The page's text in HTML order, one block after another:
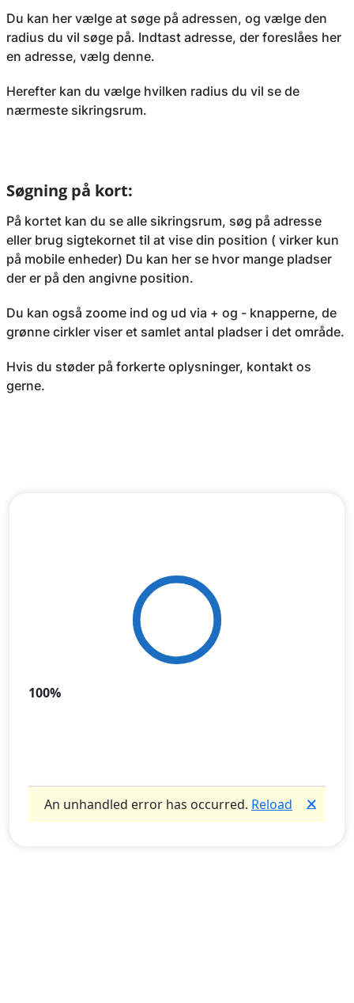
Du kan her vælge at søge på adressen, og vælge den
radius du vil søge på. Indtast adresse, der foreslåes her
en adresse, vælg denne.
Herefter kan du vælge hvilken radius du vil se de
nærmeste sikringsrum.
Søgning på kort:
På kortet kan du se alle sikringsrum, søg på adresse
eller brug sigtekornet til at vise din position ( virker kun
på mobile enheder) Du kan her se hvor mange pladser
der er på den angivne position.
Du kan også zoome ind og ud via + og - knapperne, de
grønne cirkler viser et samlet antal pladser i det område.
Hvis du støder på forkerte oplysninger, kontakt os
gerne.